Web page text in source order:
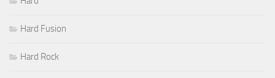
Hard Fusion
Hard Rock